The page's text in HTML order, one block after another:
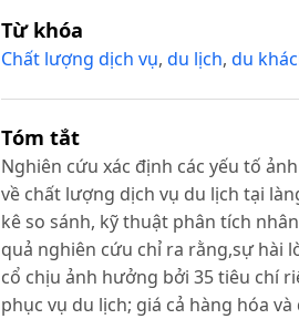
Từ khóa
Chất lượng dịch vụ, du lịch, du
Tóm tắt
Nghiên cứu xác định các yếu tố
về chất lượng dịch vụ du lịch tại
kê so sánh, kỹ thuật phân tích
quả nghiên cứu chỉ ra rằng,sự hài
cổ chịu ảnh hưởng bởi 35 tiêu chí
phục vụ du lịch; giá cả hàng hóa